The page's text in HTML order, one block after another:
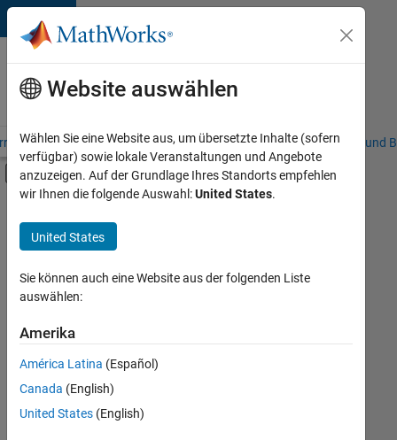
Weiter zum Inhalt
Karriere
bei
MathWorks
– Übersicht Stellensuche Niederlassungen Studierende und
Umschaltung für Off-Canvas-
Hauptinhalt
Information Technology
Customer Support
Sales Operations
Marketing Communications
+3
Derzeit
es
keine
offenen
Stellen,
Website auswählen
Wählen Sie eine Website aus, um übersetzte Inhalte (sofern
verfügbar) sowie lokale Veranstaltungen und Angebote
anzuzeigen. Auf der Grundlage Ihres Standorts empfehlen
wir Ihnen die folgende Auswahl:United States.
United States
Sie können auch eine Website aus der folgenden Liste
auswählen:
Amerika
América Latina (Español)
Canada (English)
United States (English)